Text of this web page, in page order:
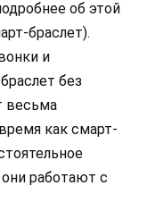
об этой
браслет).
и
без
весьма
как смарт-
работают с